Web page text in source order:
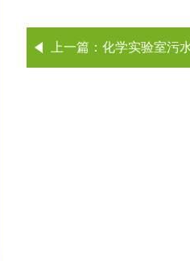
上一篇： 化学实验室污水